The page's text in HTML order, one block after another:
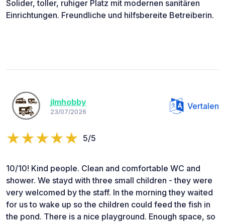
Solider, toller, ruhiger Platz mit modernen sanitären
Einrichtungen. Freundliche und hilfsbereite Betreiberin.
jlmhobby
23/07/2026
Vertalen
5/5
10/10! Kind people. Clean and comfortable WC and
shower. We stayd with three small children - they were
very welcomed by the staff. In the morning they waited
for us to wake up so the children could feed the fish in
the pond. There is a nice playground. Enough space, so